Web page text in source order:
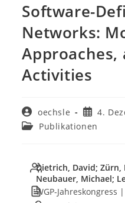
Software-
Networks:
Approaches,
Activities
Beitrags-
Autor:
oechsle
Beitrag
4.
Beitrags-Publikationen
Dietrich, David; Zürn,
Neubauer, Michael;
WGP-Jahreskongress